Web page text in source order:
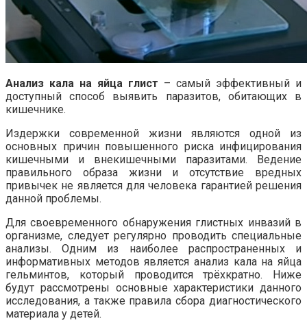
Анализ кала на яйца глист – самый эффективный и
доступный способ выявить паразитов, обитающих в
кишечнике.
Издержки современной жизни являются одной из
основных причин повышенного риска инфицирования
кишечными и внекишечными паразитами. Ведение
правильного образа жизни и отсутствие вредных
привычек не является для человека гарантией решения
данной проблемы.
Для своевременного обнаружения глистных инвазий в
организме, следует регулярно проводить специальные
анализы. Одним из наиболее распространенных и
информативных методов является анализ кала на яйца
гельминтов, который проводится трёхкратно. Ниже
будут рассмотрены основные характеристики данного
исследования, а также правила сбора диагностического
материала у детей.